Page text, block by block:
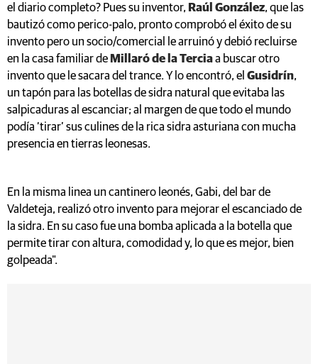
el diario completo? Pues su inventor, Raúl González, que las
bautizó como perico-palo, pronto comprobó el éxito de su
invento pero un socio/comercial le arruinó y debió recluirse
en la casa familiar de Millaró de la Terciaa buscar otro
invento que le sacara del trance. Y lo encontró, el Gusidrín,
un tapón para las botellas de sidra natural que evitaba las
salpicaduras al escanciar; al margen de que todo el mundo
podía ‘tirar’ sus culines de la rica sidra asturiana con mucha
presencia en tierras leonesas.
En la misma linea un cantinero leonés, Gabi, del bar de
Valdeteja, realizó otro invento para mejorar el escanciado de
la sidra. En su caso fue una bomba aplicada a la botella que
permite tirar con altura, comodidad y, lo que es mejor, bien
golpeada".